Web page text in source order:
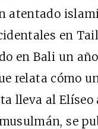
atentado
en
en Bali un
relata cómo
lleva al Elíseo
se